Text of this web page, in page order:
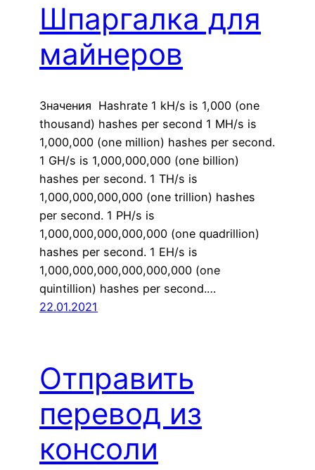
Шпаргалка для
майнеров
Значения Hashrate 1 kH/s is 1,000 (one
thousand) hashes per second 1 MH/s is
1,000,000 (one million) hashes per second.
1 GH/s is 1,000,000,000 (one billion)
hashes per second. 1 TH/s is
1,000,000,000,000 (one trillion) hashes
per second. 1 PH/s is
1,000,000,000,000,000 (one quadrillion)
hashes per second. 1 EH/s is
1,000,000,000,000,000,000 (one
quintillion) hashes per second.…
22.01.2021
Отправить
перевод из
консоли